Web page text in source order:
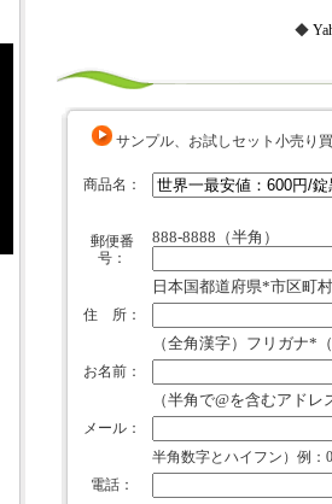
◆
サンプル、お試しセット小売り
商品名：
郵便番
号：
888-8888（半角）
日本国都道府県*市区町
住 所：
（全角漢字）フリガナ*
お名前：
（半角で@を含むアドレ
メール：
半角数字とハイフン）例：
電話：